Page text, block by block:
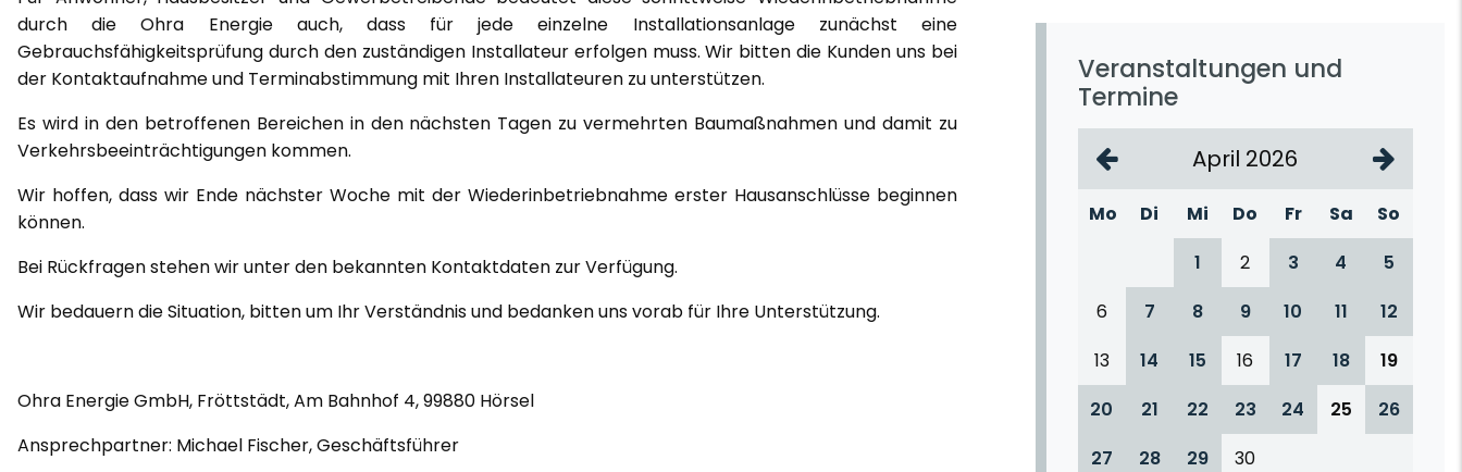
durch die Ohra Energie auch, dass für jede einzelne Installationsanlage zunächst eine
Gebrauchsfähigkeitsprüfung durch den zuständigen Installateur erfolgen muss. Wir bitten die Kunden uns bei
der Kontaktaufnahme und Terminabstimmung mit Ihren Installateuren zu unterstützen.
Es wird in den betroffenen Bereichen in den nächsten Tagen zu vermehrten Baumaßnahmen und damit zu
Verkehrsbeeinträchtigungen kommen.
Wir hoffen, dass wir Ende nächster Woche mit der Wiederinbetriebnahme erster Hausanschlüsse beginnen
können.
Bei Rückfragen stehen wir unter den bekannten Kontaktdaten zur Verfügung.
Wir bedauern die Situation, bitten um Ihr Verständnis und bedanken uns vorab für Ihre Unterstützung.
Ohra Energie GmbH, Fröttstädt, Am Bahnhof 4, 99880 Hörsel
Ansprechpartner: Michael Fischer, Geschäftsführer
Veranstaltungen und
Termine
April 2026
Mo Di Mi Do Fr Sa
So
1
2 3 4
5
6
7 8 9 10 11
12
13
14 15 16 17 18
19
20
21 22 23 24 25
26
27
28 29 30